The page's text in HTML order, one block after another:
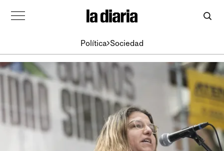
Política Sociedad